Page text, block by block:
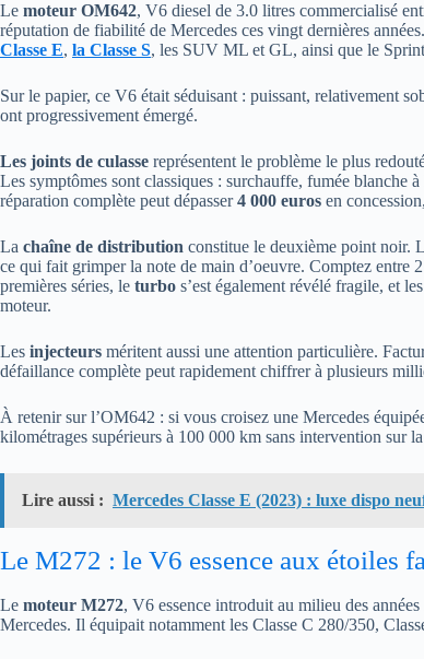
Le moteur OM642, V6 diesel de 3.0 litres commercialisé
réputation de fiabilité de Mercedes ces vingt dernières
Classe E, la Classe S, les SUV ML et GL, ainsi que le
Sur le papier, ce V6 était séduisant : puissant, relativement
ont progressivement émergé.
Les joints de culasse représentent le problème le plus
Les symptômes sont classiques : surchauffe, fumée blanche
réparation complète peut dépasser4 000 euros en
La chaîne de distribution constitue le deuxième point noir.
ce qui fait grimper la note de main d’oeuvre. Comptez entre
premières séries, le turbo s’est également révélé fragile, et les
moteur.
Les injecteurs méritent aussi une attention particulière.
défaillance complète peut rapidement chiffrer à plusieurs
À retenir sur l’OM642 : si vous croisez une Mercedes
kilométrages supérieurs à 100 000 km sans intervention sur
Lire aussi : Mercedes Classe E (2023) : luxe dispo
Le M272 : le V6 essence aux étoiles
Le moteur M272, V6 essence introduit au milieu des
Mercedes. Il équipait notamment les Classe C 280/350,